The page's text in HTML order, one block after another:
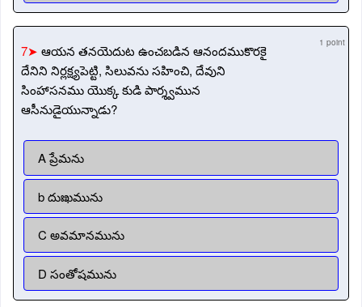
7➤ ఆయన తనయెదుట ఉంచబడిన ఆనందముకొరకై
దేనిని నిర్లక్ష్యపెట్టి, సిలువను సహించి, దేవుని
సింహాసనము యొక్క కుడి పార్శ్వమున
ఆసీనుడైయున్నాడు?
1 point
A ప్రేమను
b దుఃఖమును
C అవమానమును
D సంతోషమును